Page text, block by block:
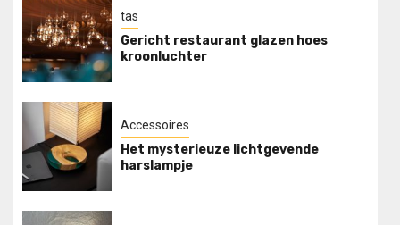
tas
Gericht restaurant glazen hoes
kroonluchter
Accessoires
Het mysterieuze lichtgevende
harslampje